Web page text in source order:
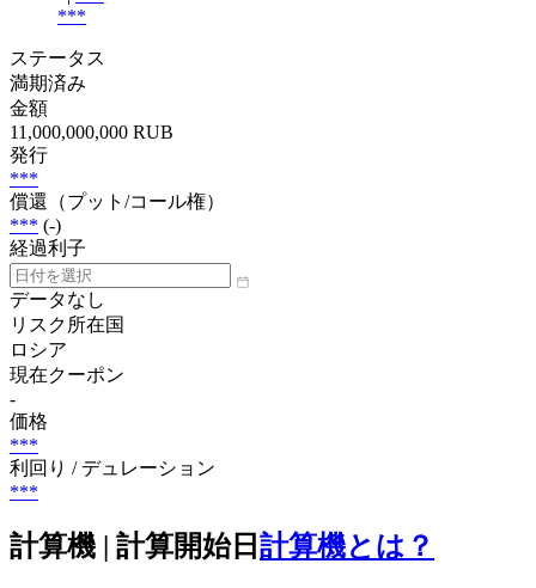
***
ステータス
満期済み
金額
11,000,000,000 RUB
発行
***
償還（プット/コール権）
*** (-)
経過利子
データなし
リスク所在国
ロシア
現在クーポン
-
価格
***
利回り / デュレーション
***
計算機 | 計算開始日 計算機とは？